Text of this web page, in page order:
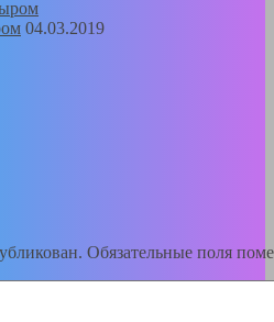
04.03.2019
Обязательные поля